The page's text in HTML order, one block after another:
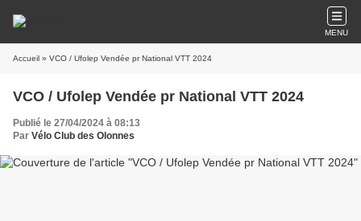
MENU
Accueil » VCO / Ufolep Vendée pr National VTT 2024
VCO / Ufolep Vendée pr National VTT 2024
Publié le 27/04/2024 à 08:13
Par Vélo Club des Olonnes